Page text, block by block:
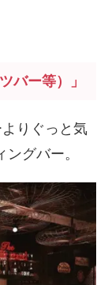
バー等）」
りぐっと気
グバー。